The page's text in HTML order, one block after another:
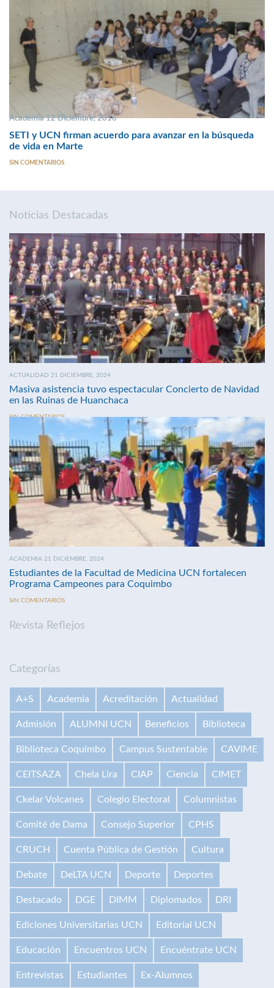
Academia 12 Diciembre, 2016
SETI y UCN firman acuerdo para avanzar en la búsqueda
de vida en Marte
SIN COMENTARIOS
Noticias Destacadas
ACTUALIDAD 21 DICIEMBRE, 2024
Masiva asistencia tuvo espectacular Concierto de Navidad
en las Ruinas de Huanchaca
SIN COMENTARIOS
ACADEMIA 21 DICIEMBRE, 2024
Estudiantes de la Facultad de Medicina UCN fortalecen
Programa Campeones para Coquimbo
SIN COMENTARIOS
Revista Reflejos
Categorías
A+S Academia Acreditación Actualidad
Admisión ALUMNI UCN Beneficios Biblioteca
Biblioteca Coquimbo Campus Sustentable CAVIME
CEITSAZA Chela Lira CIAP Ciencia CIMET
Ckelar Volcanes Colegio Electoral Columnistas
Comité de Dama Consejo Superior CPHS
CRUCH Cuenta Pública de Gestión Cultura
Debate DeLTA UCN Deporte Deportes
Destacado DGE DIMM Diplomados DRI
Ediciones Universitarias UCN Editorial UCN
Educación Encuentros UCN Encuéntrate UCN
Entrevistas Estudiantes Ex-Alumnos